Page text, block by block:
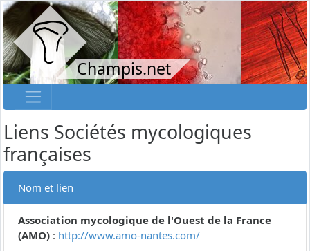
Champis.net
Liens Sociétés mycologiques
françaises
Nom et lien
Association mycologique de l'Ouest de la France
(AMO) : http://www.amo-nantes.com/